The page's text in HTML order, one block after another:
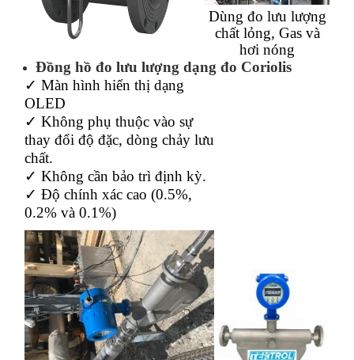
Dùng đo lưu lượng
chất lỏng, Gas và
hơi nóng
Đồng hồ đo lưu lượng dạng đo Coriolis
✓ Màn hình hiển thị dạng
OLED
✓ Không phụ thuộc vào sự
thay đổi độ đặc, dòng chảy lưu
chất.
✓ Không cần bảo trì định kỳ.
✓ Độ chính xác cao (0.5%,
0.2% và 0.1%)